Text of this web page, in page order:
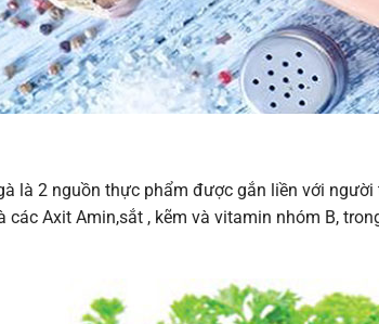
là 2 nguồn thực phẩm được gắn liền với
các Axit Amin,sắt , kẽm và vitamin nhóm B,